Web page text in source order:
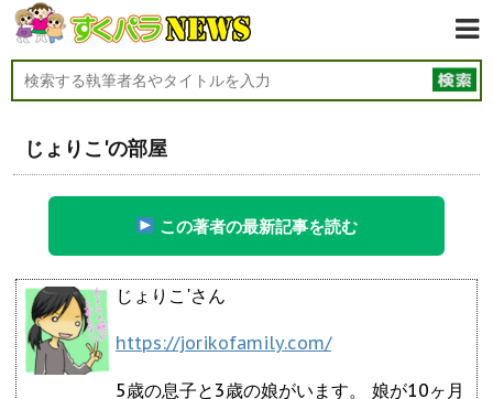
じょりこ'の部屋
この著者の最新記事を読む
じょりこ'さん
https://jorikofamily.com/
5歳の息子と3歳の娘がいます。 娘が10ヶ月